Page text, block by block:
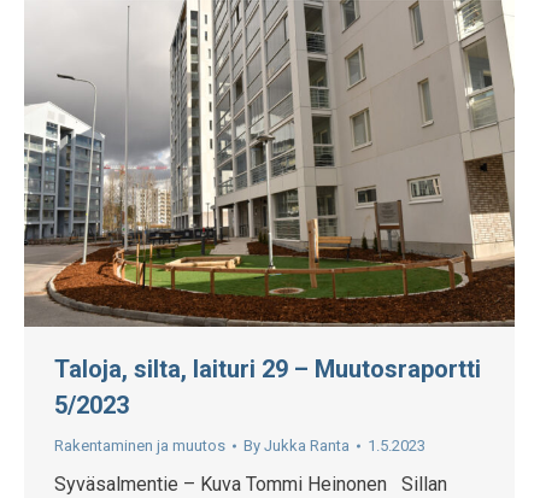
Taloja, silta, laituri 29 – Muutosraportti
5/2023
Rakentaminen ja muutos By Jukka Ranta 1.5.2023
Syväsalmentie – Kuva Tommi Heinonen Sillan